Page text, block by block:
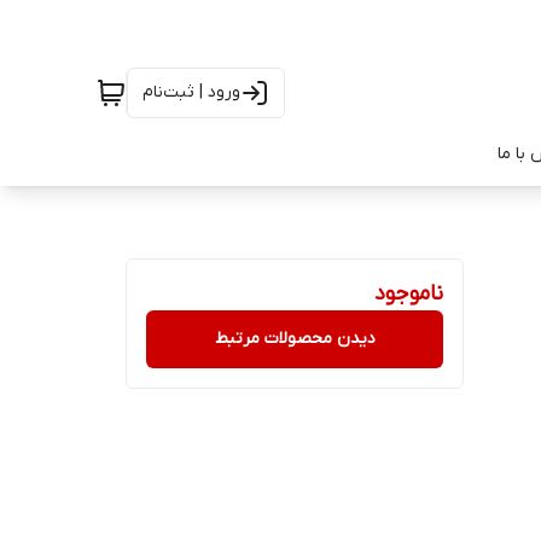
ورود | ثبت‌نام
با ما
ناموجود
دیدن محصولات مرتبط